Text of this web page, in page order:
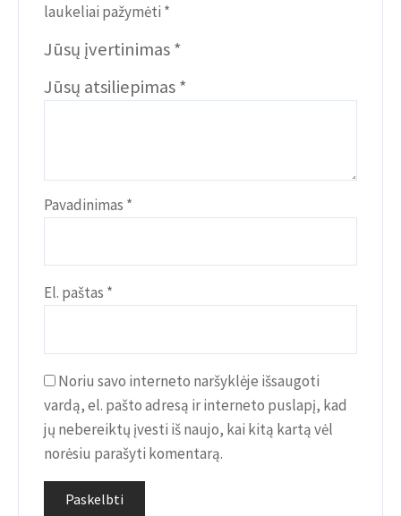
laukeliai pažymėti *
Jūsų įvertinimas*
Jūsų atsiliepimas*
Pavadinimas *
El. paštas *
Noriu savo interneto naršyklėje išsaugoti
vardą, el. pašto adresą ir interneto puslapį, kad
jų nebereiktų įvesti iš naujo, kai kitą kartą vėl
norėsiu parašyti komentarą.